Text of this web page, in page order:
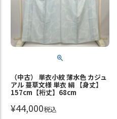
（中古） 単衣小紋 薄水色 カジュ
アル 蔓草文様 単衣 絹 【身丈】
157cm【裄丈】68cm
¥44,000税込